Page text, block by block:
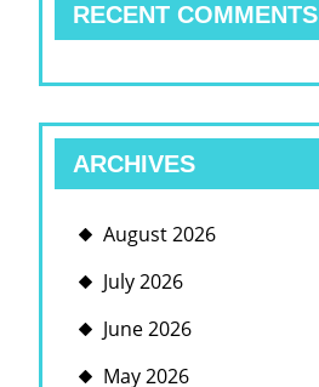
RECENT COMMENTS
ARCHIVES
August 2026
July 2026
June 2026
May 2026